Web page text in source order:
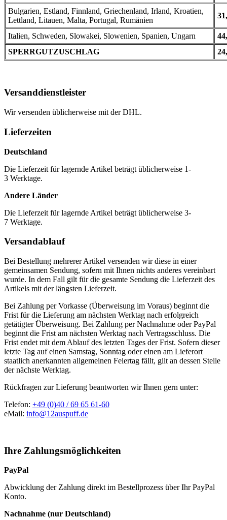
Bulgarien, Estland, Finnland, Griechenland, Irland, Kroatien,
Lettland, Litauen, Malta, Portugal, Rumänien
Italien, Schweden, Slowakei, Slowenien, Spanien, Ungarn
SPERRGUTZUSCHLAG
Versanddienstleister
Wir versenden üblicherweise mit der DHL.
Lieferzeiten
Deutschland
Die Lieferzeit für lagernde Artikel beträgt üblicherweise 1-
3 Werktage.
Andere Länder
Die Lieferzeit für lagernde Artikel beträgt üblicherweise 3-
7 Werktage.
Versandablauf
Bei Bestellung mehrerer Artikel versenden wir diese in einer
gemeinsamen Sendung, sofern mit Ihnen nichts anderes vereinbart
wurde. In dem Fall gilt für die gesamte Sendung die Lieferzeit des
Artikels mit der längsten Lieferzeit.
Bei Zahlung per Vorkasse (Überweisung im Voraus) beginnt die
Frist für die Lieferung am nächsten Werktag nach erfolgreich
getätigter Überweisung. Bei Zahlung per Nachnahme oder PayPal
beginnt die Frist am nächsten Werktag nach Vertragsschluss. Die
Frist endet mit dem Ablauf des letzten Tages der Frist. Sofern dieser
letzte Tag auf einen Samstag, Sonntag oder einen am Lieferort
staatlich anerkannten allgemeinen Feiertag fällt, gilt an dessen Stelle
der nächste Werktag.
Rückfragen zur Lieferung beantworten wir Ihnen gern unter:
Telefon: +49 (0)40 / 69 65 61-60
eMail: info@12auspuff.de
Ihre Zahlungsmöglichkeiten
PayPal
Abwicklung der Zahlung direkt im Bestellprozess über Ihr PayPal
Konto.
Nachnahme (nur Deutschland)